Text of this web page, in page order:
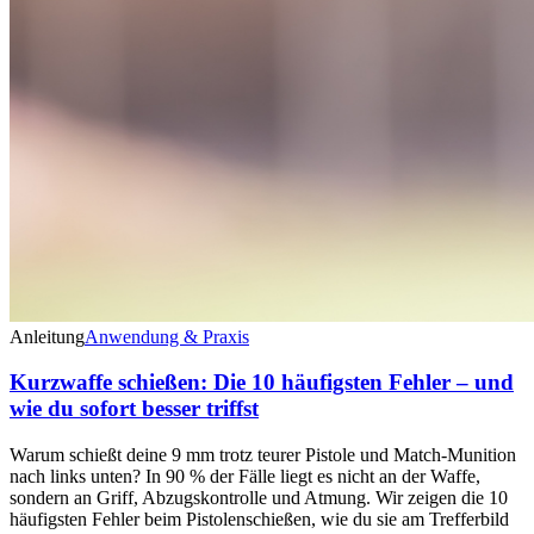
AnleitungAnwendung & Praxis
Kurzwaffe schießen: Die 10 häufigsten Fehler – und
wie du sofort besser triffst
Warum schießt deine 9 mm trotz teurer Pistole und Match-Munition
nach links unten? In 90 % der Fälle liegt es nicht an der Waffe,
sondern an Griff, Abzugskontrolle und Atmung. Wir zeigen die 10
häufigsten Fehler beim Pistolenschießen, wie du sie am Trefferbild